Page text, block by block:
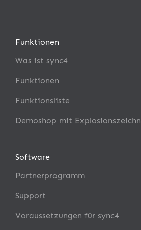
Funktionen
Was ist sync4
Funktionen
Funktionsliste
Demoshop mit
Software
Partnerprogramm
Support
Voraussetzungen für sync4